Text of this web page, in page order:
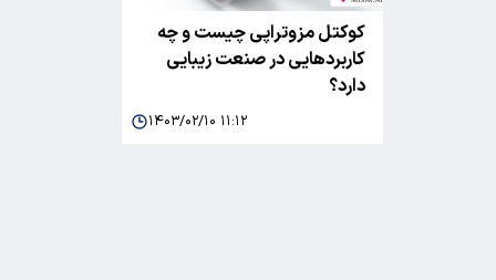
کوکتل مزوتراپی چیست و چه
کاربردهایی در صنعت زیبایی
دارد؟
۱۴۰۳/۰۲/۱۰ ۱۱:۱۲